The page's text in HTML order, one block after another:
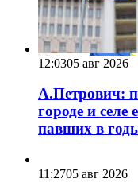
12:0305 авг 2026
А.Петрович:
городе и селе
павших в
11:2705 авг 2026